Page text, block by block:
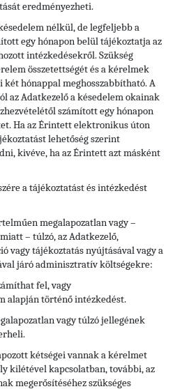
eredményezheti.
nélkül, de legfeljebb a
egy hónapon belül tájékoztatja az
intézkedésekről. Szükség
összetettségét és a kérelmek
két hónappal meghosszabbítható. A
az Adatkezelő a késedelem okainak
számított egy hónapon
Ha az Érintett elektronikus úton
lehetőség szerint
kivéve, ha az Érintett azt másként
a tájékoztatást és intézkedést
megalapozatlan vagy –
– túlzó, az Adatkezelő,
vagy tájékoztatás nyújtásával vagy a
járó adminisztratív költségekre:
fel, vagy
alapján történő intézkedést.
vagy túlzó jellegének
kétségei vannak a kérelmet
kilétével kapcsolatban, további, az
megerősítéséhez szükséges